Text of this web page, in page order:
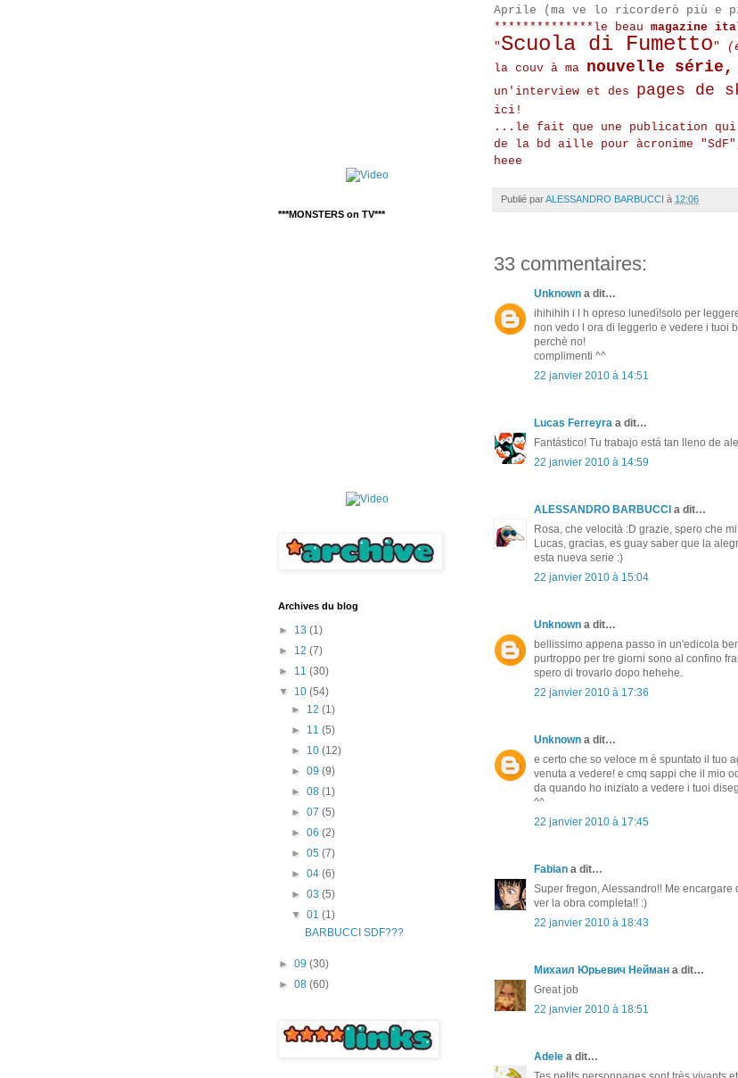
Aprile (ma ve lo ricorderò più e
**************le beau magazine
" Scuola di Fumetto"
la couv à ma nouvelle série,
un'interview et des pages de
ici!
...le fait que une publication qui
de la bd aille pour àcronime
heee
Publié parALESSANDRO BARBUCCI à 12:06
33 commentaires:
Unknown a dit…
ihihihih i l h opreso lunedì!solo per
non vedo l ora di leggerlo e vedere i tuoi
perchè no!
complimenti ^^
22 janvier 2010 à 14:51
Lucas Ferreyra a dit…
Fantástico! Tu trabajo está tan lleno de
22 janvier 2010 à 14:59
ALESSANDRO BARBUCCI a dit…
Rosa, che velocità :D grazie, spero che
Lucas, gracias, es guay saber que la
esta nueva serie :)
22 janvier 2010 à 15:04
Unknown a dit…
bellissimo appena passo in un'edicola
purtroppo per tre giorni sono al confino
spero di trovarlo dopo hehehe.
22 janvier 2010 à 17:36
Unknown a dit…
e certo che so veloce m è spuntato il tuo
venuta a vedere! e cmq sappi che il mio
da quando ho iniziato a vedere i tuoi
^^
22 janvier 2010 à 17:45
Fabian a dit…
Super fregon, Alessandro!! Me encargare
ver la obra completa!! :)
22 janvier 2010 à 18:43
Михаил Юрьевич Нейман a dit…
Great job
22 janvier 2010 à 18:51
Adele a dit…
***MONSTERS on TV***
Archives du blog
► 13 (1)
► 12 (7)
► 11 (30)
▼ 10 (54)
► 12(1)
► 11(5)
► 10(12)
►09(9)
►08(1)
►07(5)
►06(2)
►05(7)
►04(6)
►03(5)
▼01(1)
BARBUCCI SDF???
► 09 (30)
► 08 (60)